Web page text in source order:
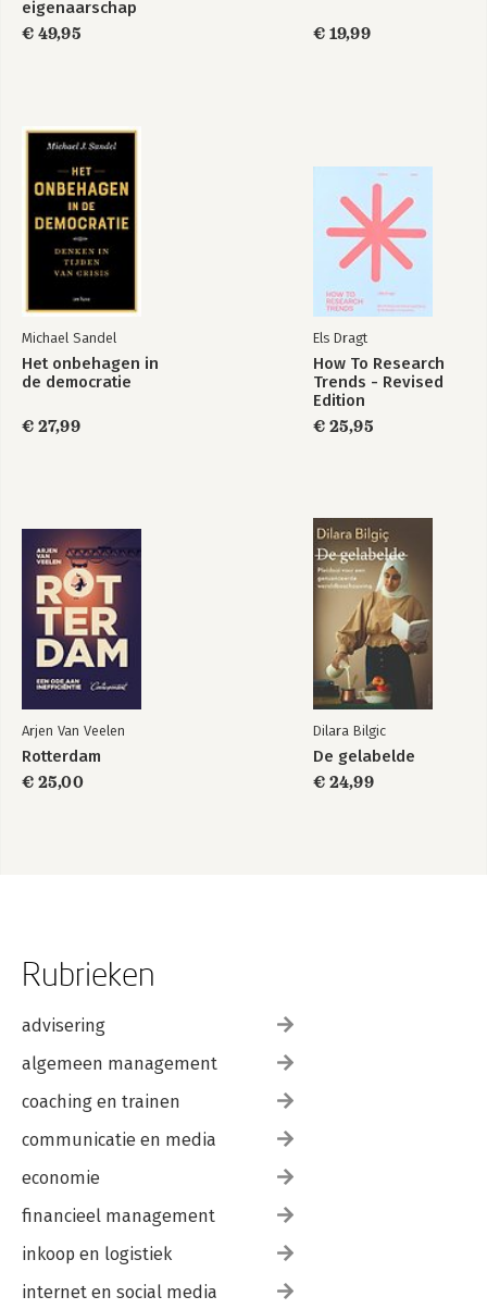
eigenaarschap
€ 49,95
€ 19,99
Michael Sandel
Het onbehagen in
de democratie
€ 27,99
Els Dragt
How To Research
Trends - Revised
Edition
€ 25,95
Arjen Van Veelen
Rotterdam
€ 25,00
Dilara Bilgic
De gelabelde
€ 24,99
Rubrieken
advisering
algemeen management
coaching en trainen
communicatie en media
economie
financieel management
inkoop en logistiek
internet en social media